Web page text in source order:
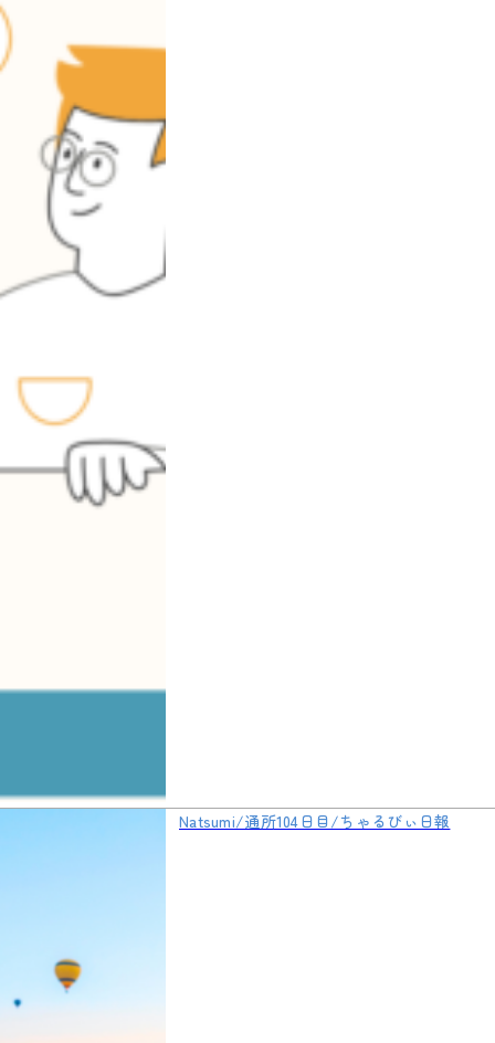
Natsumi/通所104日目/ちゃるびぃ日報